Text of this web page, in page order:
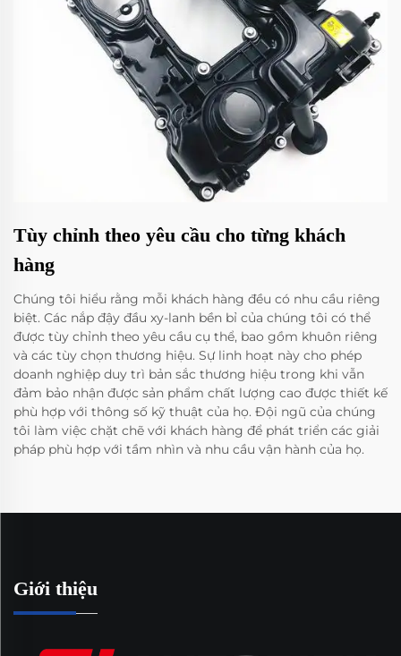
Tùy chỉnh theo yêu cầu cho từng khách
hàng
Chúng tôi hiểu rằng mỗi khách hàng đều có nhu cầu riêng
biệt. Các nắp đậy đầu xy-lanh bền bỉ của chúng tôi có thể
được tùy chỉnh theo yêu cầu cụ thể, bao gồm khuôn riêng
và các tùy chọn thương hiệu. Sự linh hoạt này cho phép
doanh nghiệp duy trì bản sắc thương hiệu trong khi vẫn
đảm bảo nhận được sản phẩm chất lượng cao được thiết kế
phù hợp với thông số kỹ thuật của họ. Đội ngũ của chúng
tôi làm việc chặt chẽ với khách hàng để phát triển các giải
pháp phù hợp với tầm nhìn và nhu cầu vận hành của họ.
Giới thiệu